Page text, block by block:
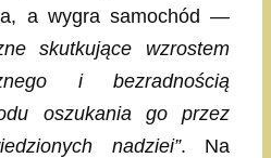
a wygra samochód —
skutkujące wzrostem
i bezradnością
oszukania go przez
nadziei”. Na